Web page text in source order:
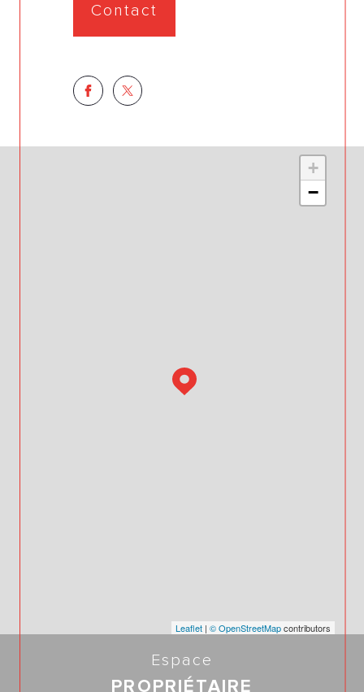
+
−
Leaflet | © OpenStreetMapcontributors
Contact
Espace
PROPRIÉTAIRE